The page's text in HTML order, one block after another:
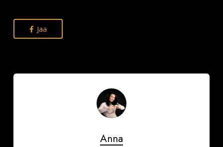
Jaa
Anna